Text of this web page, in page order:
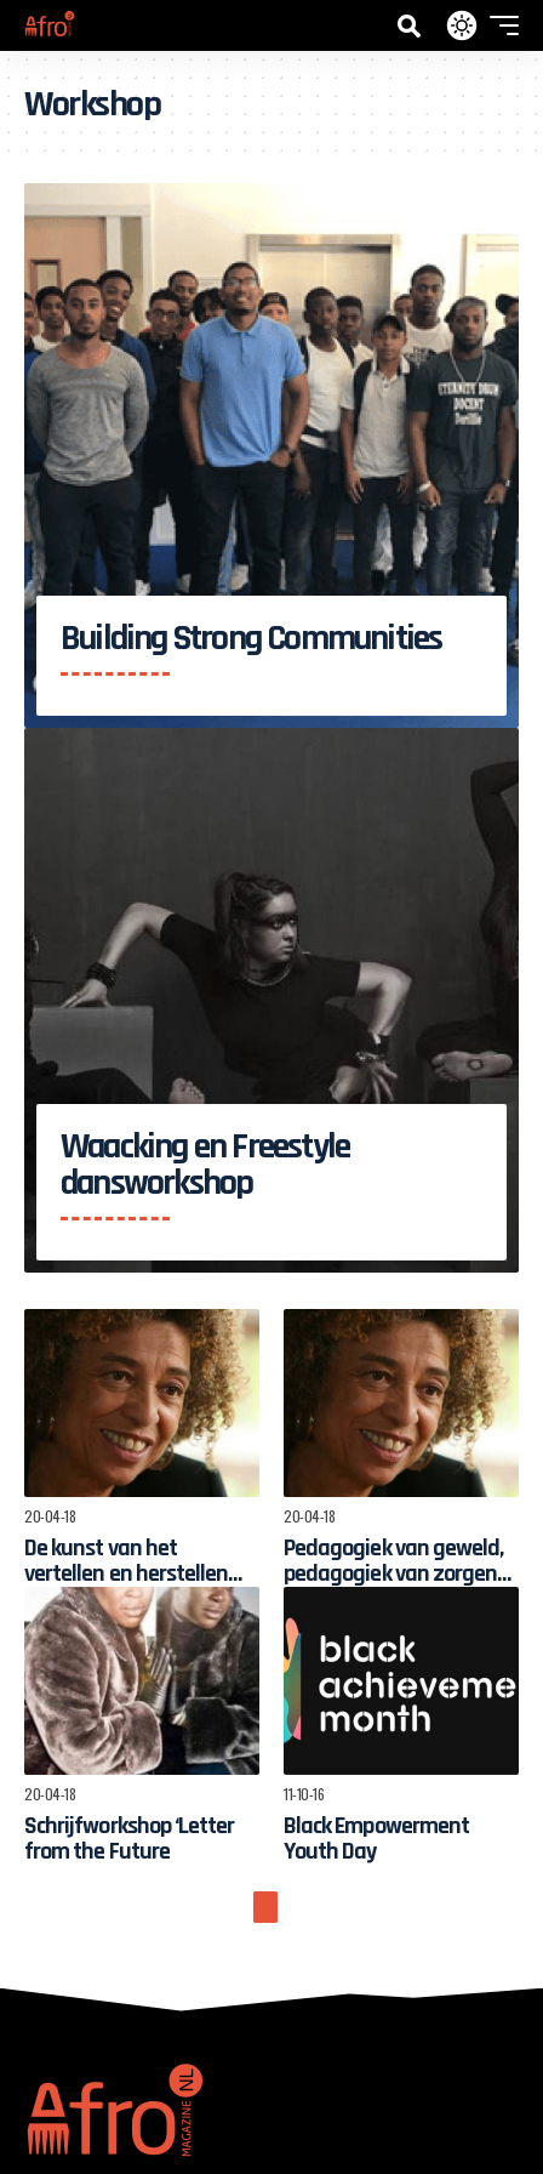
Workshop
Building Strong Communities
Waacking en Freestyle
dansworkshop
20-04-18
De kunst van het
vertellen en herstellen
van klimaatpolitiek
20-04-18
Pedagogiek van geweld,
pedagogiek van zorgen
voor
20-04-18
Schrijfworkshop ‘Letter
from the Future
11-10-16
Black Empowerment
Youth Day